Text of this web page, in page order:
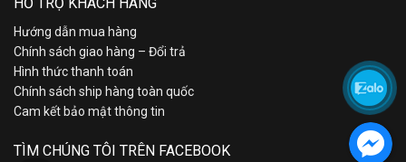
HỖ TRỢ KHÁCH HÀNG
Hướng dẫn mua hàng
Chính sách giao hàng – Đổi trả
Hình thức thanh toán
Chính sách ship hàng toàn quốc
Cam kết bảo mật thông tin
TÌM CHÚNG TÔI TRÊN FACEBOOK